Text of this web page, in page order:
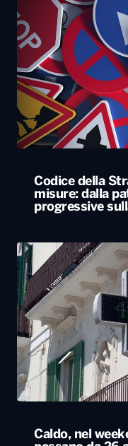
Codice della
misure: dalla
progressive
Caldo, nel